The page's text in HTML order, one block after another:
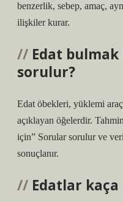
benzerlik, sebep, amaç,
ilişkiler kurar.
Edat
sorulur?
Edat öbekleri, yüklemi
açıklayan öğelerdir.
için” Sorular sorulur ve
sonuçlanır.
Edatlar kaça